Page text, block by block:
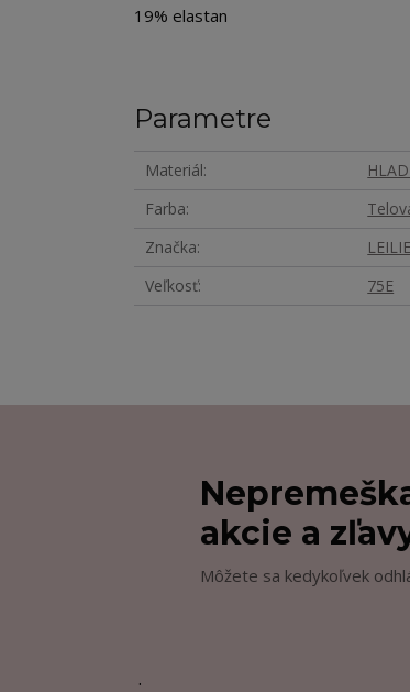
19% elastan
Parametre
Materiál
Farba
Značka
Veľkosť
75E
akcie a
Môžete sa kedykoľvek
.